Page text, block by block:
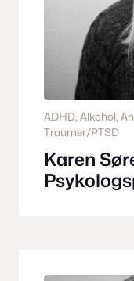
ADHD, Alkohol,
Traumer/PTSD
Karen